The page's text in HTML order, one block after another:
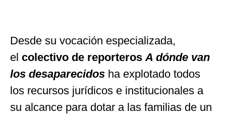
Desde su vocación especializada,
el colectivo de reporterosA dónde van
los desaparecidos ha explotado todos
los recursos jurídicos e institucionales a
su alcance para dotar a las familias de un